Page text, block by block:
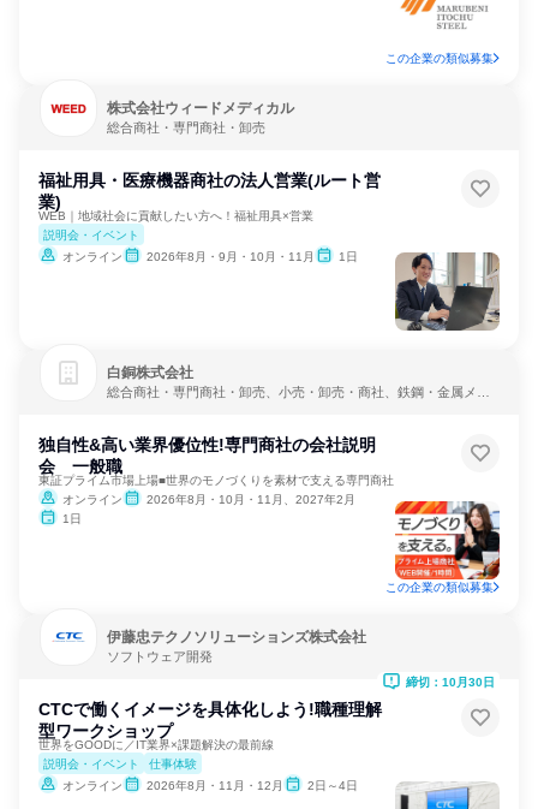
この企業の類似募集
株式会社ウィードメディカル
総合商社・専門商社・卸売
福祉用具・医療機器商社の法人営業(ルート営
業)
WEB｜地域社会に貢献したい方へ！福祉用具×営業
説明会・イベント
オンライン
2026年8月・9月・10月・11月 1日
白銅株式会社
総合商社・専門商社・卸売、小売・卸売・商社、鉄鋼・金属メー
独自性&高い業界優位性!専門商社の会社説明
会 一般職
東証プライム市場上場■世界のモノづくりを素材で支える専門商社
オンライン
2026年8月・10月・11月、2027年2月
1日
この企業の類似募集
伊藤忠テクノソリューションズ株式会社
ソフトウェア開発
CTCで働くイメージを具体化しよう!職種理解
型ワークショップ
世界をGOODに／IT業界×課題解決の最前線
説明会・イベント
仕事体験
オンライン
2026年8月・11月・12月 2日～4日
締切：10月30日